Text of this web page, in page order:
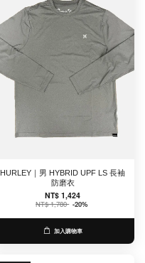
HURLEY｜男 HYBRID UPF LS 長袖
防磨衣
NT$ 1,424
NT$ 1,780 -20%
加入購物車